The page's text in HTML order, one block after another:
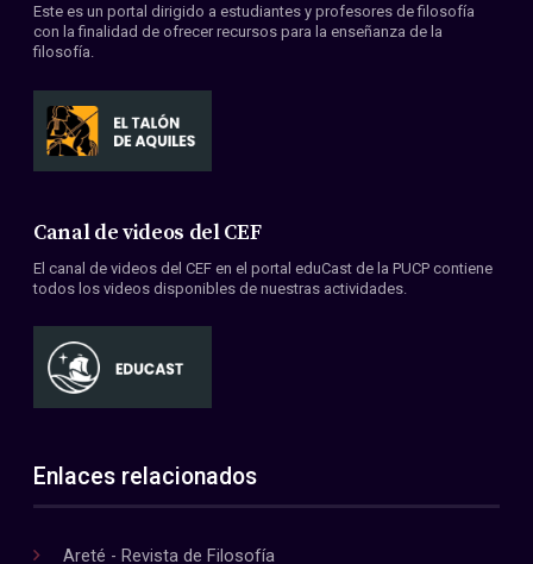
Convenios
Este es un portal dirigido a estudiantes y profesores de filosofía
con la finalidad de ofrecer recursos para la enseñanza de la
filosofía.
Canal de videos del CEF
El canal de videos del CEF en el portal eduCast de la PUCP contiene
todos los videos disponibles de nuestras actividades.
Enlaces relacionados
Areté - Revista de Filosofía